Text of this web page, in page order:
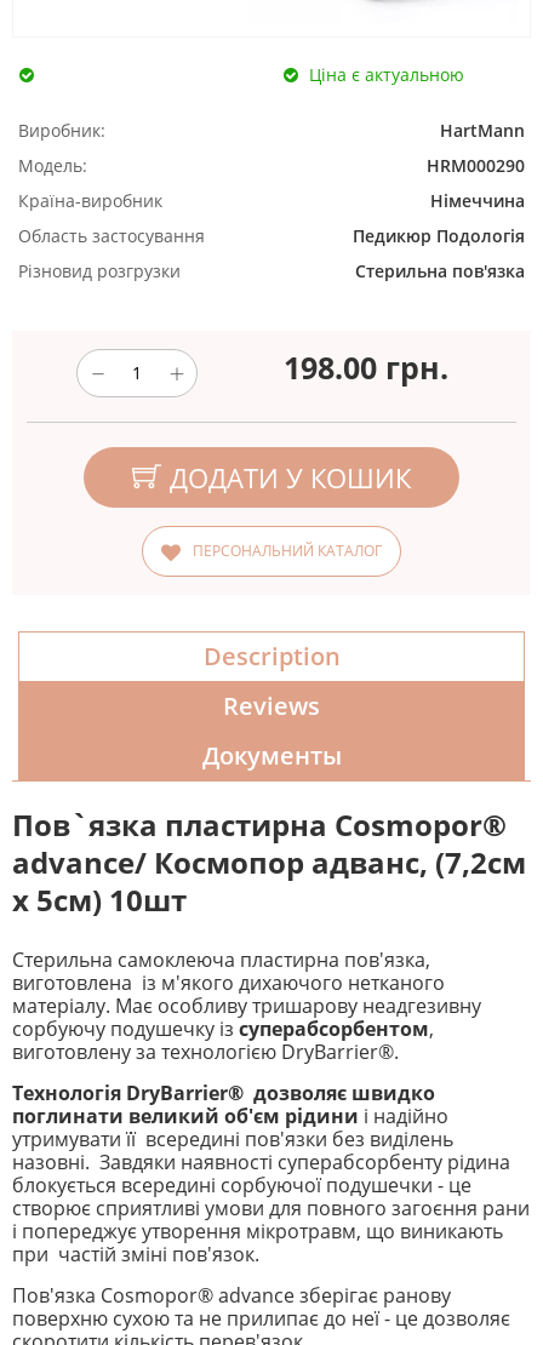
Ціна є актуальною
Виробник:
HartMann
Модель:
HRM000290
Країна-виробник
Німеччина
Область застосування
Педикюр Подологія
Різновид розгрузки
Стерильна пов'язка
198.00 грн.
ДОДАТИ У КОШИК
ПЕРСОНАЛЬНИЙ КАТАЛОГ
Description
Reviews
Документы
Пов`язка пластирна Cosmopor®
advance/ Космопор адванс, (7,2см
х 5см) 10шт
Стерильна самоклеюча пластирна пов'язка,
виготовлена із м'якого дихаючого нетканого
матеріалу. Має особливу тришарову неадгезивну
сорбуючу подушечку із суперабсорбентом,
виготовлену за технологією DryBarrier®.
Технологія DryBarrier® дозволяє швидко
поглинати великий об'єм рідини і надійно
утримувати її всередині пов'язки без виділень
назовні. Завдяки наявності суперабсорбенту рідина
блокується всередині сорбуючої подушечки - це
створює сприятливі умови для повного загоєння рани
і попереджує утворення мікротравм, що виникають
при частій зміні пов'язок.
Пов'язка Cosmopor® advance зберігає ранову
поверхню сухою та не прилипає до неї - це дозволяє